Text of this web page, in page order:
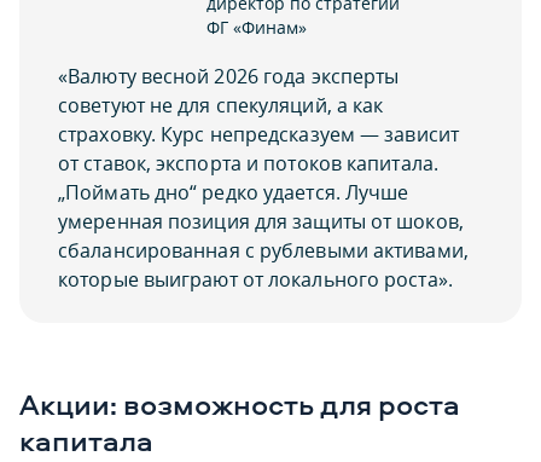
ФГ «Финам»
«Валюту весной 2026 года эксперты
советуют не для спекуляций, а как
страховку. Курс непредсказуем — зависит
от ставок, экспорта и потоков капитала.
„Поймать дно“ редко удается. Лучше
умеренная позиция для защиты от шоков,
сбалансированная с рублевыми активами,
которые выиграют от локального роста».
Акции: возможность для роста
капитала